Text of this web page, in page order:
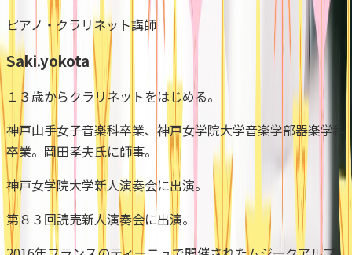
ピアノ・クラリネット講師
Saki.yokota
１３歳からクラリネットをはじめる。
神戸山手女子音楽科卒業、神戸女学院大学音楽学部器楽学科
卒業。岡田孝夫氏に師事。
神戸女学院大学新人演奏会に出演。
第８３回読売新人演奏会に出演。